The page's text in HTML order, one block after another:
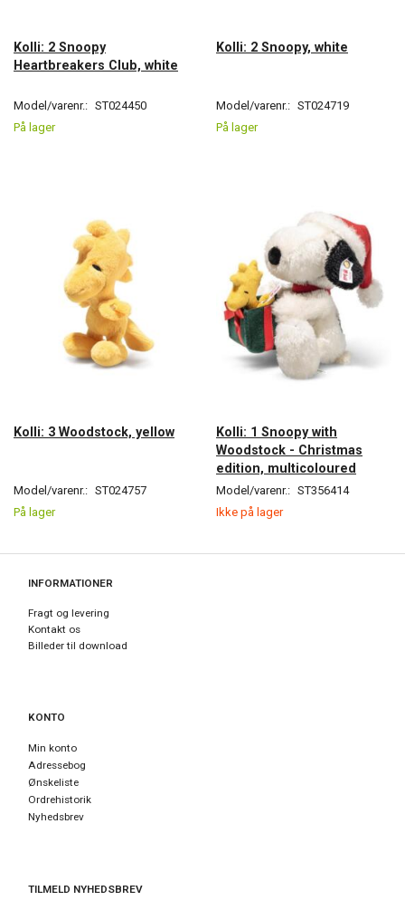
Kolli: 2 Snoopy
Heartbreakers Club, white
Model/varenr.: ST024450
På lager
Kolli: 2 Snoopy, white
Model/varenr.: ST024719
På lager
Kolli: 3 Woodstock, yellow
Model/varenr.: ST024757
På lager
Kolli: 1 Snoopy with
Woodstock - Christmas
edition, multicoloured
Model/varenr.: ST356414
Ikke på lager
INFORMATIONER
Fragt og levering
Kontakt os
Billeder til download
KONTO
Min konto
Adressebog
Ønskeliste
Ordrehistorik
Nyhedsbrev
TILMELD NYHEDSBREV